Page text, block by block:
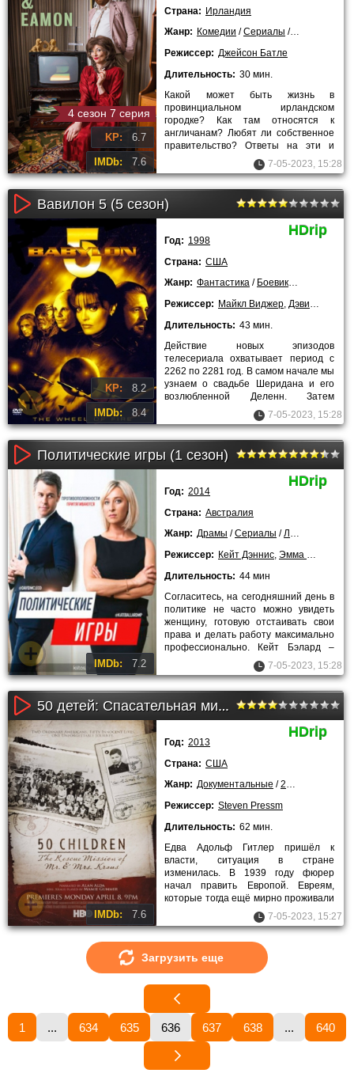
4 сезон 7 серия
KP: 6.7
IMDb: 7.6
Страна: Ирландия
Жанр: Комедии /Сериалы / Лучшие
Режиссер: Джейсон Батле
Длительность: 30 мин.
Какой может быть жизнь в
провинциальном ирландском
городке? Как там относятся к
англичанам? Любят ли собственное
правительство? Ответы на эти и
многие другие вопросы мы узнаем из
7-05-2023, 15:28
Вавилон 5 (5 сезон)
KP: 8.2
IMDb: 8.4
HDrip
Год: 1998
Страна: США
Жанр: Фантастика / Боевики /
Режиссер: Майкл Виджер, Дэвид Дж. Эгил
Длительность: 43 мин.
Действие новых эпизодов
телесериала охватывает период с
2262 по 2281 год. В самом начале мы
узнаем о свадьбе Шеридана и его
возлюбленной Деленн. Затем
проходит коронация героя сериала
7-05-2023, 15:28
Политические игры (1 сезон)
IMDb: 7.2
HDrip
Год: 2014
Страна: Австралия
Жанр: Драмы /Сериалы /Лучшие фильмы!
Режиссер: Кейт Дэннис, Эмма Фрима
Длительность: 44 мин
Согласитесь, на сегодняшний день в
политике не часто можно увидеть
женщину, готовую отстаивать свои
права и делать работу максимально
профессионально. Кейт Бэлард –
главная героиня сериала7-05-2023, 15:28
50 детей: Спасательная миссия мистера и миссис Краус (2013)
IMDb: 7.6
HDrip
Год: 2013
Страна: США
Жанр: Документальные /2013 года
Режиссер: Steven Pressm
Длительность: 62 мин.
Едва Адольф Гитлер пришёл к
власти, ситуация в стране
изменилась. В 1939 году фюрер
начал править Европой. Евреям,
которые тогда ещё мирно проживали
в Германии и Австрии, приходилось
7-05-2023, 15:27
Загрузить еще
1 ... 634 635 636 637 638 ... 640